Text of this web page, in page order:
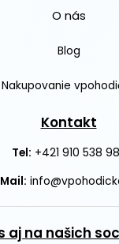
O nás
Blog
Nakupovanie
Kontakt
Tel: +421 910 538
Mail:
aj na našich